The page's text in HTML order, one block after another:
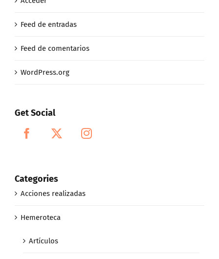
Feed de entradas
Feed de comentarios
WordPress.org
Get Social
Categories
Acciones realizadas
Hemeroteca
Artículos